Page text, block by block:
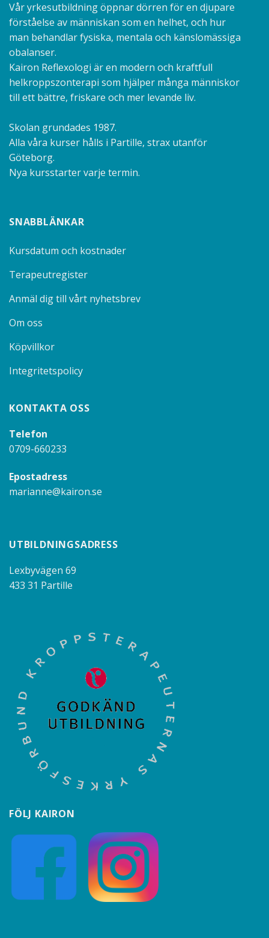
Vår yrkesutbildning öppnar dörren för en djupare
förståelse av människan som en helhet, och hur
man behandlar fysiska, mentala och känslomässiga
obalanser.
Kairon Reflexologi är en modern och kraftfull
helkroppszonterapi som hjälper många människor
till ett bättre, friskare och mer levande liv.
Skolan grundades 1987.
Alla våra kurser hålls i Partille, strax utanför
Göteborg.
Nya kursstarter varje termin.
SNABBLÄNKAR
Kursdatum och kostnader
Terapeutregister
Anmäl dig till vårt nyhetsbrev
Om oss
Köpvillkor
Integritetspolicy
KONTAKTA OSS
Telefon
0709-660233
Epostadress
marianne@kairon.se
UTBILDNINGSADRESS
Lexbyvägen 69
433 31 Partille
FÖLJ KAIRON